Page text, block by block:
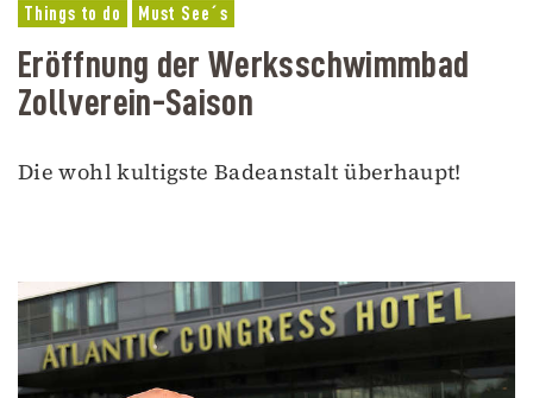
Things to do Must See´s
Eröffnung der Werksschwimmbad
Zollverein-Saison
Die wohl kultigste Badeanstalt überhaupt!